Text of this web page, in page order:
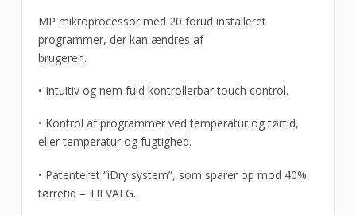
MP mikroprocessor med 20 forud installeret
programmer, der kan ændres af
brugeren.
• Intuitiv og nem fuld kontrollerbar touch control.
• Kontrol af programmer ved temperatur og tørtid,
eller temperatur og fugtighed.
• Patenteret “iDry system”, som sparer op mod 40%
tørretid – TILVALG.